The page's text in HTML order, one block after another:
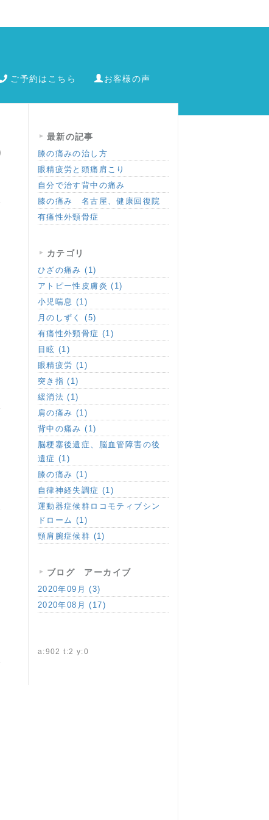
ご予約はこちら お客様の声
最新の記事
膝の痛みの治し方
眼精疲労と頭痛肩こり
自分で治す背中の痛み
膝の痛み 名古屋、健康回復院
有痛性外頸骨症
カテゴリ
ひざの痛み (1)
アトピー性皮膚炎 (1)
小児喘息 (1)
月のしずく (5)
有痛性外頸骨症 (1)
目眩 (1)
眼精疲労 (1)
突き指 (1)
緩消法 (1)
肩の痛み (1)
背中の痛み (1)
脳梗塞後遺症、脳血管障害の後
遺症 (1)
膝の痛み (1)
自律神経失調症 (1)
運動器症候群ロコモティブシン
ドローム (1)
頸肩腕症候群 (1)
ブログ アーカイブ
2020年09月 (3)
2020年08月 (17)
a:902 t:2 y:0